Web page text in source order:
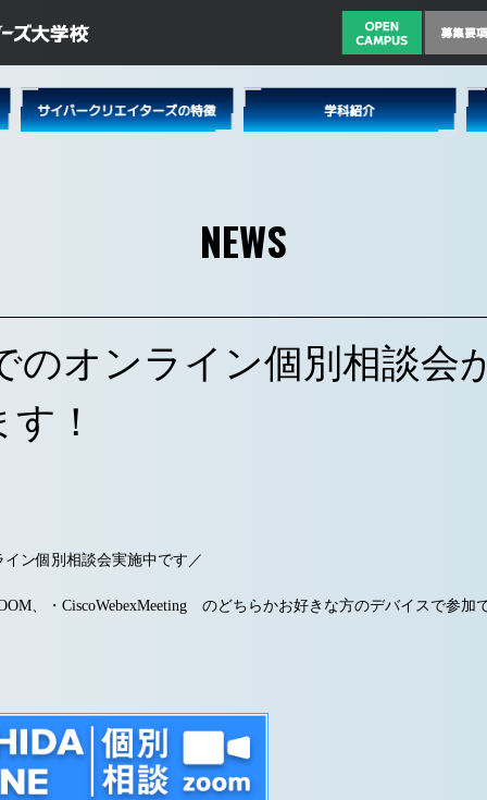
NEWS
のオンライン個別相談会
！
イン個別相談会実施中です／
、・CiscoWebexMeeting のどちらかお好きな方のデバイスで参加